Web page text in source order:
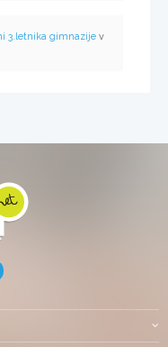
3.letnika gimnazije v